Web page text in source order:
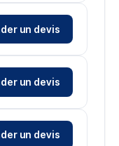
un devis
un devis
un devis